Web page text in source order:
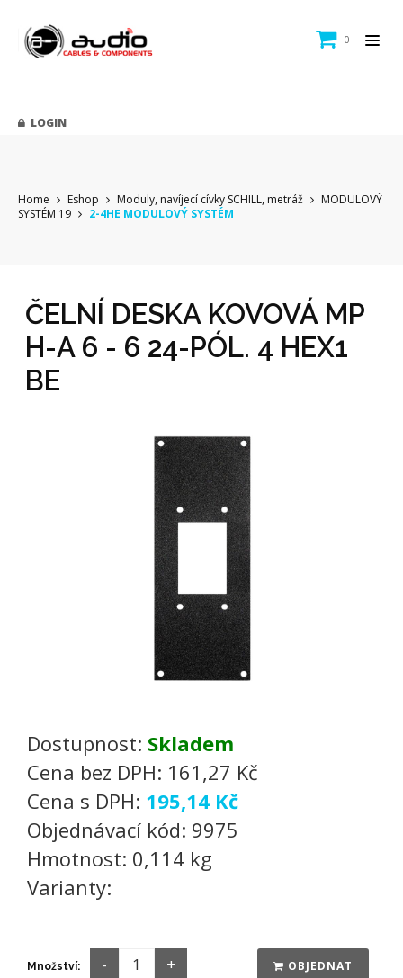
0
LOGIN
Home Eshop Moduly, navíjecí cívky SCHILL, metráž
MODULOVÝ
SYSTÉM 19
2-4HE MODULOVÝ SYSTÉM
ČELNÍ DESKA KOVOVÁ MP
H-A 6 - 6 24-PÓL. 4 HEX1
BE
Dostupnost: Skladem
Cena bez DPH: 161,27 Kč
Cena s DPH: 195,14 Kč
Objednávací kód: 9975
Hmotnost: 0,114 kg
Varianty:
Množství: OBJEDNAT